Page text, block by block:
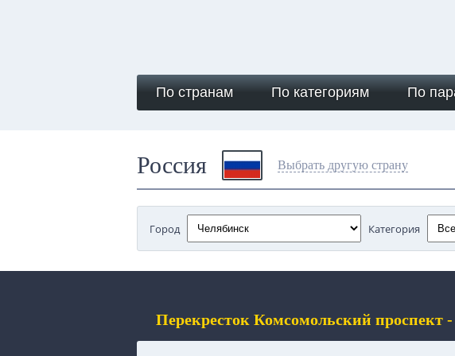
По странам По категориям По
Россия Выбрать другую страну
Город Категория
Перекресток Комсомольский проспект